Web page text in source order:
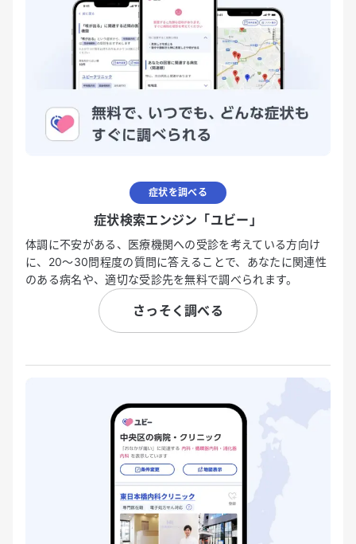
症状を調べる
症状検索エンジン「ユビー」
体調に不安がある、医療機関への受診を考えている方向け
に、20〜30問程度の質問に答えることで、あなたに関連性
のある病名や、適切な受診先を無料で調べられます。
さっそく調べる